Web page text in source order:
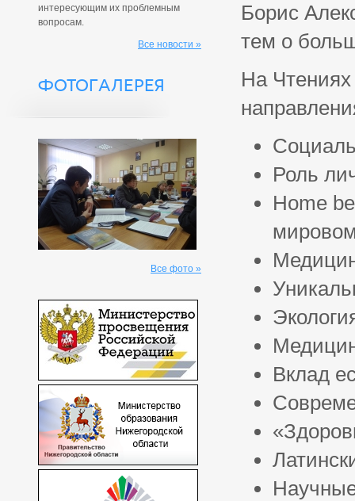
интересующим их проблемным
вопросам.
Все новости »
ФОТОГАЛЕРЕЯ
Все фото »
Борис
тем о
На
Роль
Home
Вклад